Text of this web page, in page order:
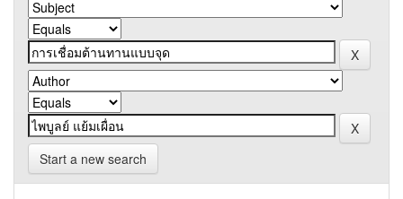
Start a new search